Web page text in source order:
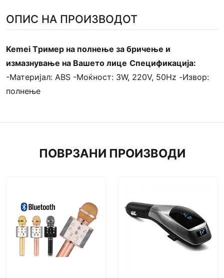
ОПИС НА ПРОИЗВОДОТ
Kemei Tример на полнење за бричење и
измазнување на Вашето лице Спецификација:
-Материјал: ABS -Моќност: 3W, 220V, 50Hz -Извор:
полнење
ПОВРЗАНИ ПРОИЗВОДИ